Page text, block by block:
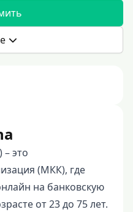
– это
(МКК), где
на банковскую
от 23 до 75 лет.